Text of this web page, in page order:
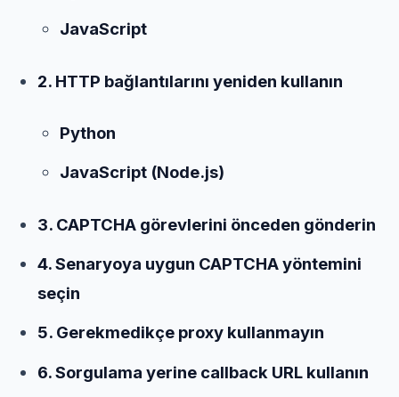
JavaScript
2. HTTP bağlantılarını yeniden kullanın
Python
JavaScript (Node.js)
3. CAPTCHA görevlerini önceden gönderin
4. Senaryoya uygun CAPTCHA yöntemini
seçin
5. Gerekmedikçe proxy kullanmayın
6. Sorgulama yerine callback URL kullanın